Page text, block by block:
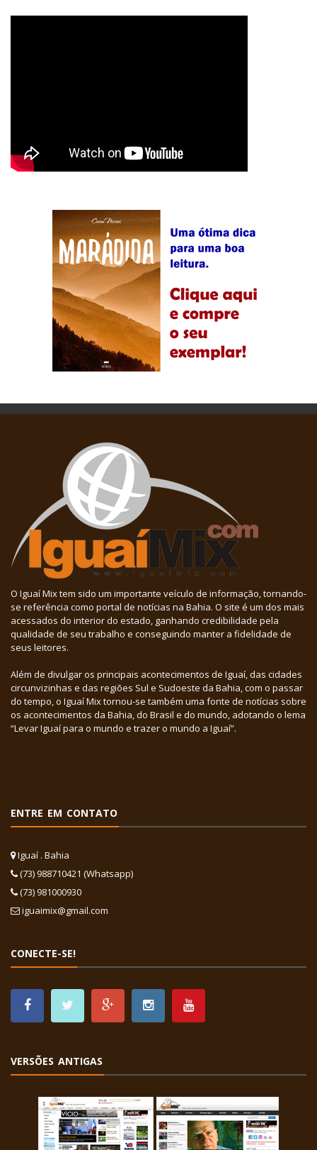
O Iguaí Mix tem sido um importante veículo de informação, tornando-
se referência como portal de notícias na Bahia. O site é um dos mais
acessados do interior do estado, ganhando credibilidade pela
qualidade de seu trabalho e conseguindo manter a fidelidade de
seus leitores.
Além de divulgar os principais acontecimentos de Iguaí, das cidades
circunvizinhas e das regiões Sul e Sudoeste da Bahia, com o passar
do tempo, o Iguaí Mix tornou-se também uma fonte de notícias sobre
os acontecimentos da Bahia, do Brasil e do mundo, adotando o lema
“Levar Iguaí para o mundo e trazer o mundo a Iguaí”.
ENTRE EM CONTATO
Iguaí . Bahia
(73) 988710421 (Whatsapp)
(73) 981000930
iguaimix@gmail.com
CONECTE-SE!
VERSÕES ANTIGAS